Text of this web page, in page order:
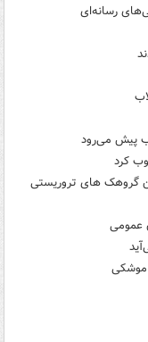
رسانه‌ای
پیش می‌رود
کرد
موشکی